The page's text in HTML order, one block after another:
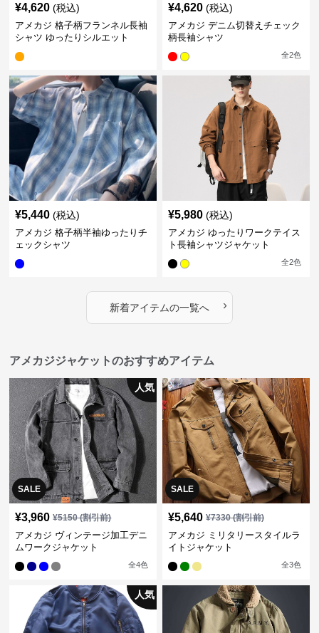
¥4,620 (税込)
アメカジ 格子柄フランネル長袖
シャツ ゆったりシルエット
¥4,620 (税込)
アメカジ デニム切替えチェック
柄長袖シャツ
全2色
¥5,440 (税込)
アメカジ 格子柄半袖ゆったりチ
ェックシャツ
¥5,980 (税込)
アメカジ ゆったりワークテイス
ト長袖シャツジャケット
全2色
新着アイテムの一覧へ ›
アメカジジャケットのおすすめアイテム
SALE
人気
¥3,960 ¥5150(割引前)
アメカジ ヴィンテージ加工デニ
ムワークジャケット
全4色
SALE
¥5,640 ¥7330(割引前)
アメカジ ミリタリースタイルラ
イトジャケット
全3色
人気